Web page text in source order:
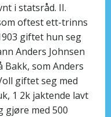
i statsråd. II.
oftest ett-trinns
giftet hun seg
Anders Johnsen
Bakk, som Anders
giftet seg med
1 2k jaktende lavt
gjøre med 500